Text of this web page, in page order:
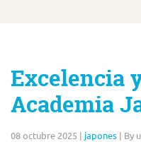
Excelencia
Academia
08 octubre 2025 | japones | By